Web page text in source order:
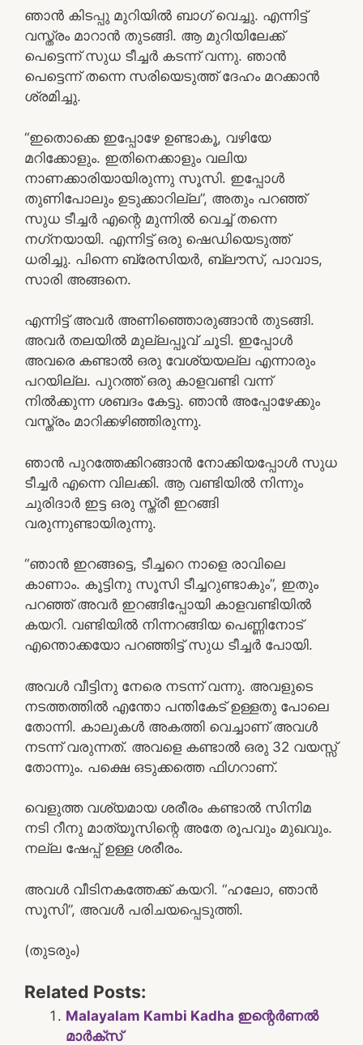
ഞാൻ കിടപ്പു മുറിയിൽ ബാഗ് വെച്ചു. എന്നിട്ട്
വസ്ത്രം മാറാൻ തുടങ്ങി. ആ മുറിയിലേക്ക്
പെട്ടെന്ന് സുധ ടീച്ചർ കടന്ന് വന്നു. ഞാൻ
പെട്ടെന്ന് തന്നെ സരിയെടുത്ത് ദേഹം മറക്കാൻ
ശ്രമിച്ചു.
“ഇതൊക്കെ ഇപ്പോഴേ ഉണ്ടാകൂ, വഴിയേ
മറിക്കോളും. ഇതിനെക്കാളും വലിയ
നാണക്കാരിയായിരുന്നു സൂസി. ഇപ്പോൾ
തുണിപോലും ഉടുക്കാറില്ല”, അതും പറഞ്ഞ്
സുധ ടീച്ചർ എന്റെ മുന്നിൽ വെച്ച് തന്നെ
നഗ്‌നയായി. എന്നിട്ട് ഒരു ഷെഡിയെടുത്ത്
ധരിച്ചു. പിന്നെ ബ്രേസിയർ, ബ്ലൗസ്, പാവാട,
സാരി അങ്ങനെ.
എന്നിട്ട് അവർ അണിഞ്ഞൊരുങ്ങാൻ തുടങ്ങി.
അവർ തലയിൽ മുല്ലപ്പൂവ്‌ ചൂടി. ഇപ്പോൾ
അവരെ കണ്ടാൽ ഒരു വേശ്യയല്ല എന്നാരും
പറയില്ല. പുറത്ത് ഒരു കാളവണ്ടി വന്ന്
നിൽക്കുന്ന ശബദം കേട്ടു. ഞാൻ അപ്പോഴേക്കും
വസ്ത്രം മാറിക്കഴിഞ്ഞിരുന്നു.
ഞാൻ പുറത്തേക്കിറങ്ങാൻ നോക്കിയപ്പോൾ സുധ
ടീച്ചർ എന്നെ വിലക്കി. ആ വണ്ടിയിൽ നിന്നും
ചുരിദാർ ഇട്ട ഒരു സ്ത്രീ ഇറങ്ങി
വരുന്നുണ്ടായിരുന്നു.
“ഞാൻ ഇറങ്ങട്ടെ, ടീച്ചറെ നാളെ രാവിലെ
കാണാം. കൂട്ടിനു സൂസി ടീച്ചറുണ്ടാകും”, ഇതും
പറഞ്ഞ് അവർ ഇറങ്ങിപ്പോയി കാളവണ്ടിയിൽ
കയറി. വണ്ടിയിൽ നിന്നറങ്ങിയ പെണ്ണിനോട്
എന്തൊക്കയോ പറഞ്ഞിട്ട് സുധ ടീച്ചർ പോയി.
അവൾ വീട്ടിനു നേരെ നടന്ന് വന്നു. അവളുടെ
നടത്തത്തിൽ എന്തോ പന്തികേട് ഉള്ളതു പോലെ
തോന്നി. കാലുകൾ അകത്തി വെച്ചാണ് അവൾ
നടന്ന് വരുന്നത്. അവളെ കണ്ടാൽ ഒരു 32 വയസ്സ്
തോന്നും. പക്ഷെ ഒടുക്കത്തെ ഫിഗറാണ്.
വെളുത്ത വശ്യമായ ശരീരം കണ്ടാൽ സിനിമ
നടി റീനു മാത്യൂസിന്റെ അതേ രൂപവും മുഖവും.
നല്ല ഷേപ്പ് ഉള്ള ശരീരം.
അവൾ വീടിനകത്തേക്ക് കയറി. “ഹലോ, ഞാൻ
സൂസി”, അവൾ പരിചയപ്പെടുത്തി.
(തുടരും)
Related Posts:
Malayalam Kambi Kadha ഇന്റെർണൽ
മാർക്സ്